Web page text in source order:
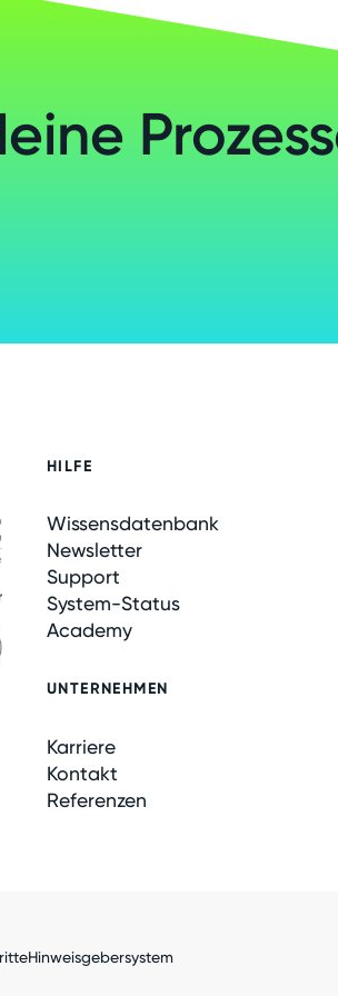
HILFE
Wissensdatenbank
Newsletter
Support
System-Status
Academy
UNTERNEHMEN
Karriere
Kontakt
Referenzen
Hinweisgebersystem